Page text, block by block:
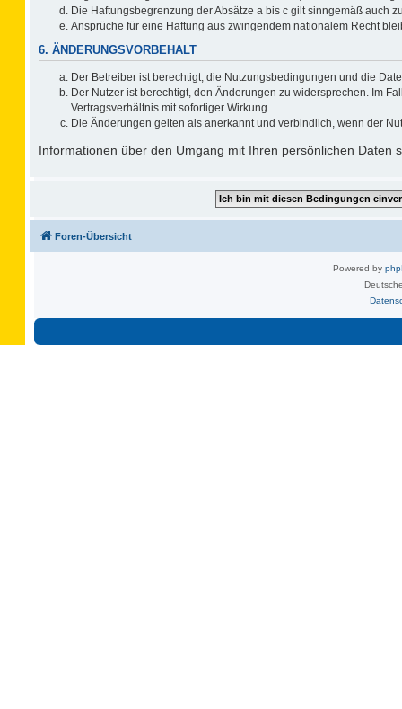
Die Haftungsbegrenzung der Absätze a bis c gilt sinngemäß auch
Ansprüche für eine Haftung aus zwingendem nationalem Recht
6. ÄNDERUNGSVORBEHALT
Der Betreiber ist berechtigt, die Nutzungsbedingungen und die
Der Nutzer ist berechtigt, den Änderungen zu widersprechen. Im
Vertragsverhältnis mit sofortiger Wirkung.
Die Änderungen gelten als anerkannt und verbindlich, wenn der
Informationen über den Umgang mit Ihren persönlichen Daten
Foren-Übersicht
Powered by